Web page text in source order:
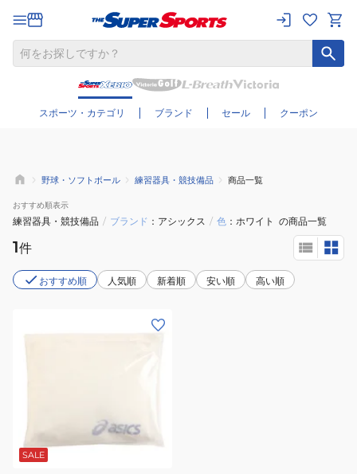
スポーツ・カテゴリ ブランド セール クーポン
さらに絞り込む
野球・ソフトボール 練習器具・競技備品 商品一覧
おすすめ順表示
練習器具・競技備品 / ブランド アシックス / 色 ホワイト の商品一覧
1件
おすすめ順 人気順 新着順 安い順 高い順
SALE